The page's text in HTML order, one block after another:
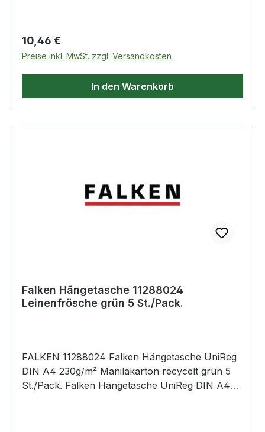
Regulärer Preis:
10,46 €
Preise inkl. MwSt. zzgl. Versandkosten
In den Warenkorb
Falken Hängetasche 11288024
Leinenfrösche grün 5 St./Pack.
FALKEN 11288024 Falken Hängetasche UniReg
DIN A4 230g/m² Manilakarton recycelt grün 5
St./Pack. Falken Hängetasche UniReg DIN A4